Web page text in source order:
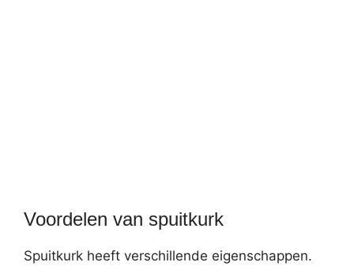
Voordelen van spuitkurk
Spuitkurk heeft verschillende eigenschappen.